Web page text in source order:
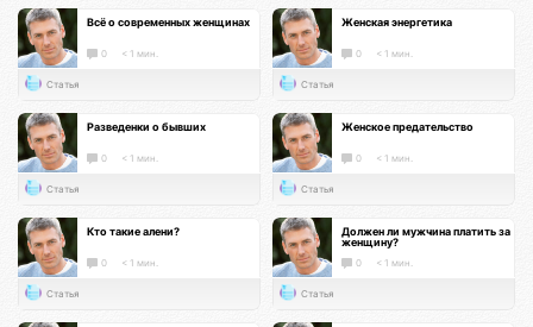
Всё о современных женщинах
0 < 1 мин.
Статья
Женская энергетика
0 < 1 мин.
Статья
Разведенки о бывших
0 < 1 мин.
Статья
Женское предательство
0 < 1 мин.
Статья
Кто такие алени?
0 < 1 мин.
Статья
Должен ли мужчина платить за
женщину?
0 < 1 мин.
Статья